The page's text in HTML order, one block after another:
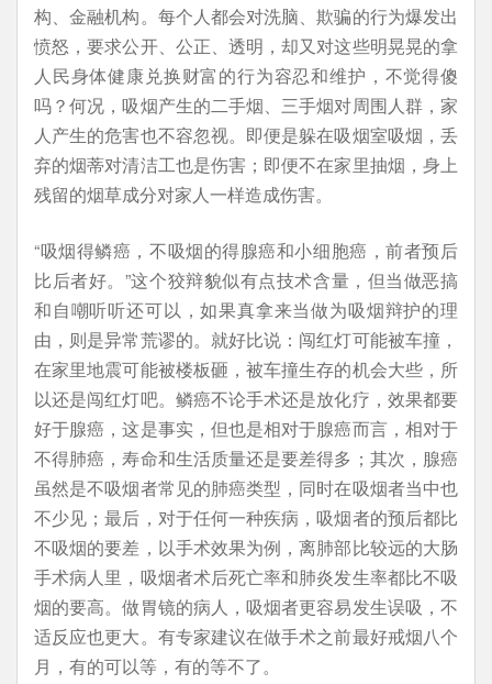
构、金融机构。每个人都会对洗脑、欺骗的行为爆发出
愤怒，要求公开、公正、透明，却又对这些明晃晃的拿
人民身体健康兑换财富的行为容忍和维护，不觉得傻
吗？何况，吸烟产生的二手烟、三手烟对周围人群，家
人产生的危害也不容忽视。即便是躲在吸烟室吸烟，丢
弃的烟蒂对清洁工也是伤害；即便不在家里抽烟，身上
残留的烟草成分对家人一样造成伤害。
“吸烟得鳞癌，不吸烟的得腺癌和小细胞癌，前者预后
比后者好。”这个狡辩貌似有点技术含量，但当做恶搞
和自嘲听听还可以，如果真拿来当做为吸烟辩护的理
由，则是异常荒谬的。就好比说：闯红灯可能被车撞，
在家里地震可能被楼板砸，被车撞生存的机会大些，所
以还是闯红灯吧。鳞癌不论手术还是放化疗，效果都要
好于腺癌，这是事实，但也是相对于腺癌而言，相对于
不得肺癌，寿命和生活质量还是要差得多；其次，腺癌
虽然是不吸烟者常见的肺癌类型，同时在吸烟者当中也
不少见；最后，对于任何一种疾病，吸烟者的预后都比
不吸烟的要差，以手术效果为例，离肺部比较远的大肠
手术病人里，吸烟者术后死亡率和肺炎发生率都比不吸
烟的要高。做胃镜的病人，吸烟者更容易发生误吸，不
适反应也更大。有专家建议在做手术之前最好戒烟八个
月，有的可以等，有的等不了。